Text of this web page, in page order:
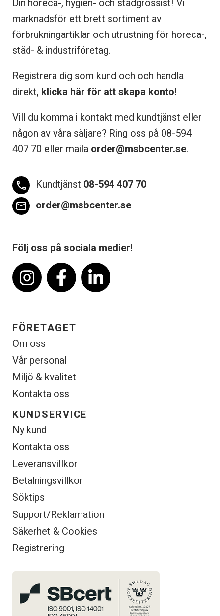
Din horeca-, hygien- och städgrossist! Vi
marknadsför ett brett sortiment av
förbrukningartiklar och utrustning för horeca-,
städ- & industriföretag.
Registrera dig som kund och och handla
direkt, klicka här för att skapa konto!
Vill du komma i kontakt med kundtjänst eller
någon av våra säljare? Ring oss på 08-594
407 70 eller maila order@msbcenter.se.
phone Kundtjänst 08-594 407 70
email order@msbcenter.se
Följ oss på sociala medier!
FÖRETAGET
Om oss
Vår personal
Miljö & kvalitet
Kontakta oss
KUNDSERVICE
Ny kund
Kontakta oss
Leveransvillkor
Betalningsvillkor
Söktips
Support/Reklamation
Säkerhet & Cookies
Registrering